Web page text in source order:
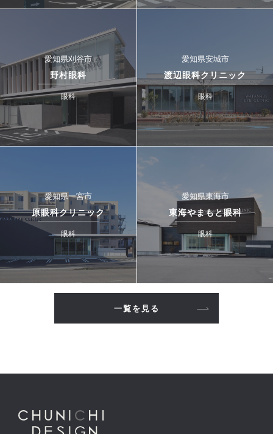
愛知県刈谷市
野村眼科
眼科
愛知県安城市
渡辺眼科クリニック
眼科
愛知県一宮市
原眼科クリニック
眼科
愛知県東海市
東海やまもと眼科
眼科
一覧を見る